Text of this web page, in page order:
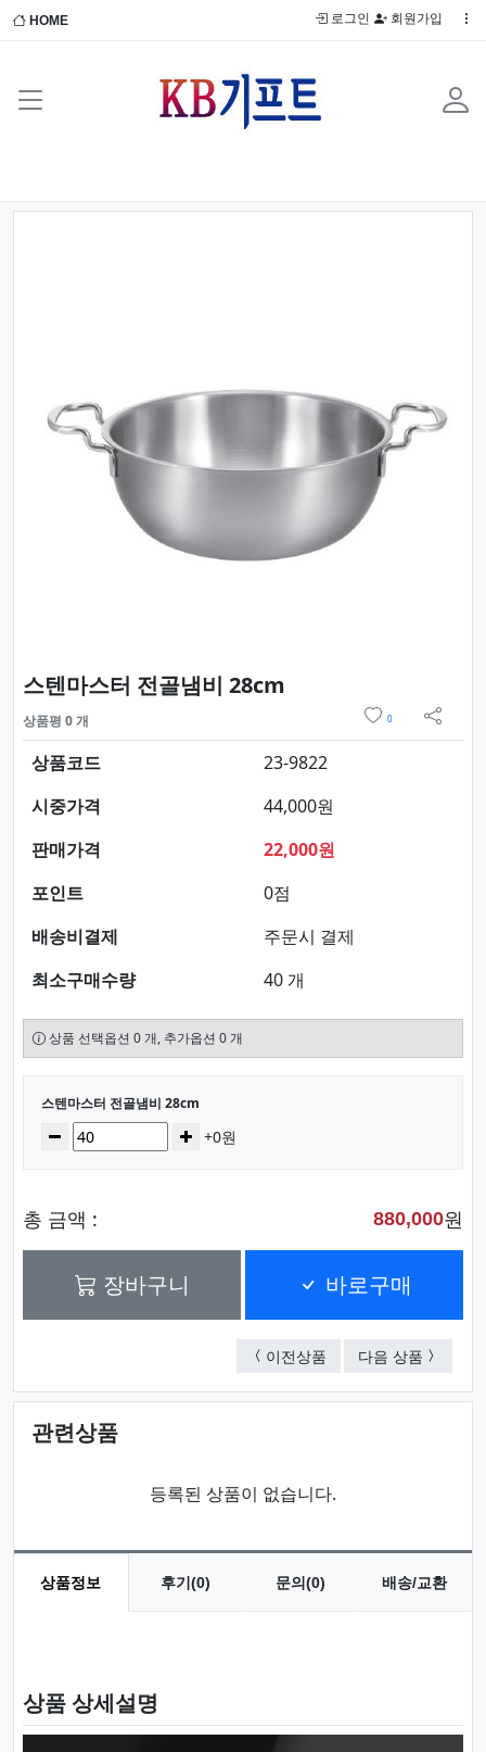
HOME 로그인 회원가입
Previous
스텐마스터 전골냄비 28cm
상품평 0 개 0
sns 공
상품코드
23-9822
시중가격
44,000원
판매가격
22,000원
포인트
0점
배송비결제
주문시 결제
최소구매수량
40 개
상품 선택옵션 0 개, 추가옵션 0 개
선택된 옵션
스텐마스터 전골냄비 28cm
수량감소 증가+0원
총 금액 : 880,000원
장바구니 바로구매
이전상품 스텐마스터 전골냄비
다음 상품 스텐마
관련상품
등록된 상품이 없습니다.
상품정보 후기(0) 문의(0) 배송/교환
상품 상세설명